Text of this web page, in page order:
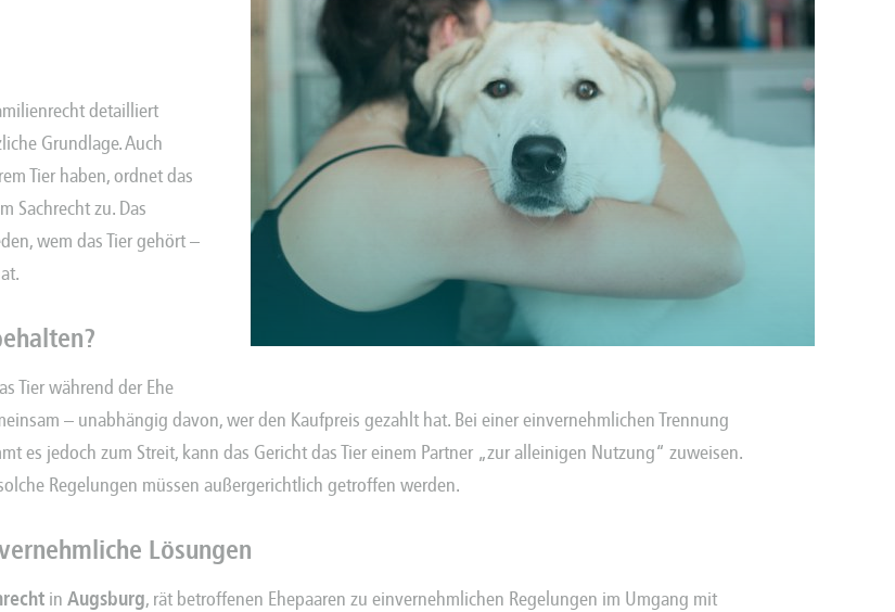
detailliert
Grundlage. Auch
Tier haben, ordnet das
Sachrecht zu. Das
wem das Tier gehört –
Tier während der Ehe
– unabhängig davon, wer den Kaufpreis gezahlt hat. Bei einer einvernehmlichenTrennung
es jedoch zum Streit, kann das Gericht das Tier einem Partner „zur alleinigen Nutzung“ zuweisen.
Regelungen müssen außergerichtlich getroffen werden.
Lösungen
in Augsburg, rät betroffenen Ehepaaren zu einvernehmlichen Regelungen im Umgang mit